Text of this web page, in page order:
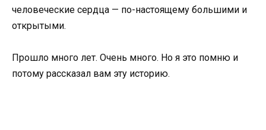
человеческие сердца — по-настоящему большими и
открытыми.
Прошло много лет. Очень много. Но я это помню и
потому рассказал вам эту историю.